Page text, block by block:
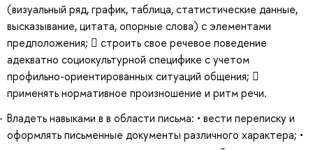
(визуальный ряд, график, таблица, статистические данные,
высказывание, цитата, опорные слова) с элементами
предположения;  строить свое речевое поведение
адекватно социокультурной специфике с учетом
профильно-ориентированных ситуаций общения; 
применять нормативное произношение и ритм речи.
Владеть навыками в в области письма: • вести переписку и
оформлять письменные документы различного характера; •